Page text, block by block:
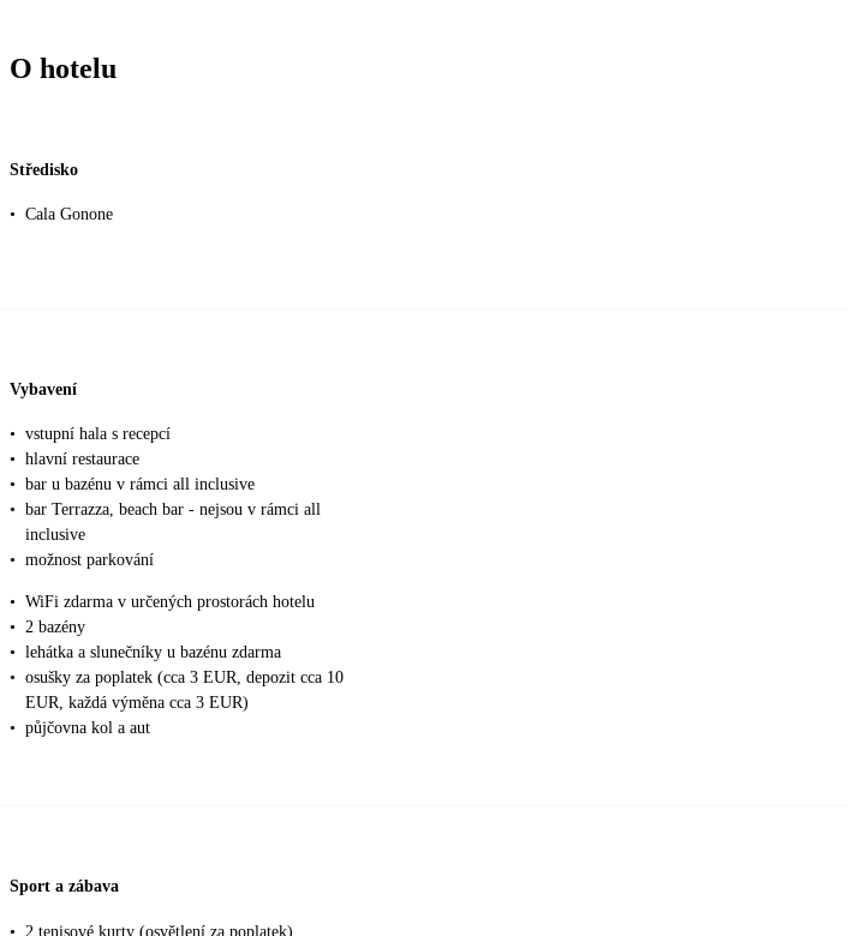
O hotelu
Středisko
• Cala Gonone
Vybavení
• vstupní hala s recepcí
• hlavní restaurace
• bar u bazénu v rámci all inclusive
• bar Terrazza, beach bar - nejsou v rámci all
inclusive
• možnost parkování
• WiFi zdarma v určených prostorách hotelu
• 2 bazény
• lehátka a slunečníky u bazénu zdarma
• osušky za poplatek (cca 3 EUR, depozit cca 10
EUR, každá výměna cca 3 EUR)
• půjčovna kol a aut
Sport a zábava
• 2 tenisové kurty (osvětlení za poplatek)